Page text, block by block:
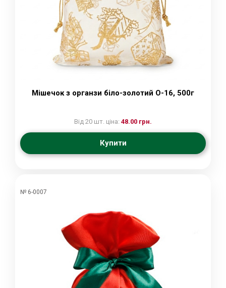
Мішечок з органзи біло-золотий О-16, 500г
Від 20 шт. ціна: 48.00 грн.
Купити
№ 6-0007